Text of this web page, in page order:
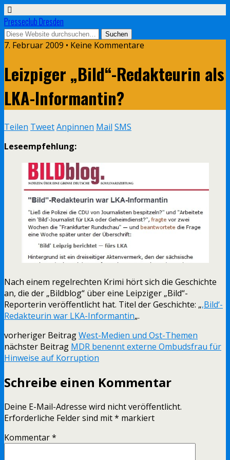
Presseclub Dresden
7. Februar 2009 • Keine Kommentare
Leizpiger „Bild“-Redakteurin als
LKA-Informantin?
Teilen TweetAnpinnen Mail SMS
Leseempfehlung:
Nach einem regelrechten Krimi hört sich die Geschichte
an, die der „Bildblog“ über eine Leipziger „Bild“-
Reporterin veröffentlicht hat. Titel der Geschichte: „‚Bild‘-
Redakteurin war LKA-Informantin„.
vorheriger BeitragWest-Medien und Ost-Themen
nächster Beitrag MDR benennt externe Ombudsfrau für
Hinweise auf Korruption
Schreibe einen Kommentar
Deine E-Mail-Adresse wird nicht veröffentlicht.
Erforderliche Felder sind mit* markiert
Kommentar*